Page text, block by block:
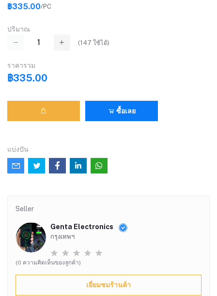
฿335.00/PC
ปริมาณ
(147 ใช้ได้)
ราคารวม
฿335.00
ซื้อเลย
แบ่งปัน
Seller
Genta Electronics
กรุงเทพฯ
(0 ความคิดเห็นของลูกค้า)
เยี่ยมชมร้านค้า